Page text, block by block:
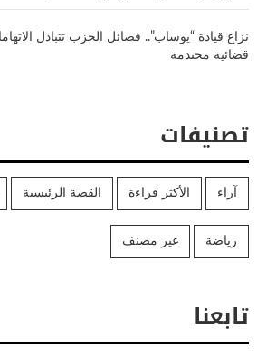
نزاع قيادة “يوساب”.. فصائل الحزب تتبادل
قضائية محتدمة
تصنيفات
آراء الأكثر قراءة القصة الرئيسية
رياضة غير مصنف
تابعنا